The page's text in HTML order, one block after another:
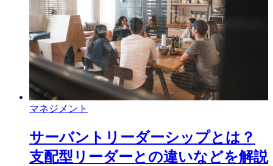
マネジメント
サーバントリーダーシップとは？
支配型リーダーとの違いなどを解説